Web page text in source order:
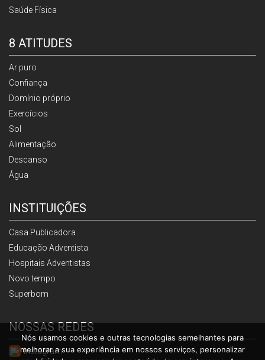
Saúde Física
8 ATITUDES
Ar puro
Confiança
Domínio próprio
Exercícios
Sol
Alimentação
Descanso
Água
INSTITUIÇÕES
Casa Publicadora
Educação Adventista
Hospitais Adventistas
Novo tempo
Superbom
NOSSAS REDES
Instagram
Nós usamos cookies e outras tecnologias semelhantes para
melhorar a sua experiência em nossos serviços, personalizar